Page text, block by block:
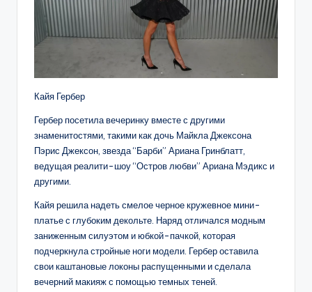
Кайя Гербер
Гербер посетила вечеринку вместе с другими
знаменитостями, такими как дочь Майкла Джексона
Пэрис Джексон, звезда “Барби” Ариана Гринблатт,
ведущая реалити-шоу “Остров любви” Ариана Мэдикс и
другими.
Кайя решила надеть смелое черное кружевное мини-
платье с глубоким декольте. Наряд отличался модным
заниженным силуэтом и юбкой-пачкой, которая
подчеркнула стройные ноги модели. Гербер оставила
свои каштановые локоны распущенными и сделала
вечерний макияж с помощью темных теней.